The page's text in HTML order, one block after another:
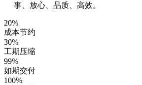
事、放心、品质、高效。
20%
成本节约
30%
工期压缩
99%
如期交付
100%